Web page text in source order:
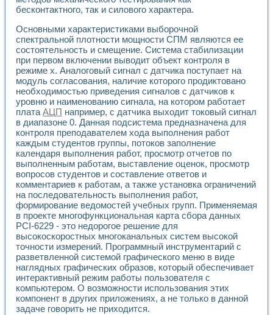
бесконтактного, так и силового характера.
Основными характеристиками выборочной
спектральной плотности мощности СПМ являются ее
состоятельность и смещение. Система стабилизации
при первом включении выводит объект контроля в
режиме х. Аналоговый сигнал с датчика поступает на
модуль согласования, наличие которого продиктовано
необходимостью приведения сигналов с датчиков к
уровню и наименованию сигнала, на котором работает
платаАЦП например, с датчика выходит токовый сигнал
в диапазоне 0. Данная подсистема предназначена для
контроля преподавателем хода выполнения работ
каждым студентов группы, потоков заполнение
календаря выполнения работ, просмотр отчетов по
выполненным работам, выставление оценок, просмотр
вопросов студентов и составление ответов и
комментариев к работам, а также установка ограничений
на последовательность выполнения работ,
формирование ведомостей учебных групп. Применяемая
в проекте многофункциональная карта сбора данных
PCI-6229 - это недорогое решение для
высокоскоростных многоканальных систем высокой
точности измерений. Программный инструментарий с
разветвленной системой графического меню в виде
наглядных графических образов, который обеспечивает
интерактивный режим работы пользователя с
компьютером. О возможности использования этих
компонент в других приложениях, а не только в данной
задаче говорить не приходится.